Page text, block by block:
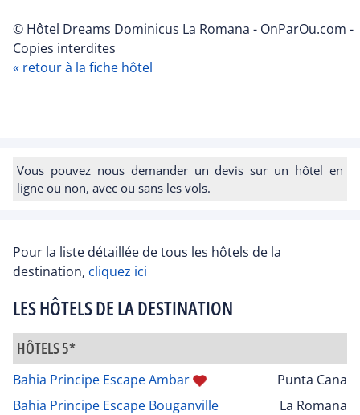
© Hôtel Dreams Dominicus La Romana - OnParOu.com -
Copies interdites
« retour à la fiche hôtel
Vous pouvez nous demander un devis sur un hôtel en
ligne ou non, avec ou sans les vols.
Pour la liste détaillée de tous les hôtels de la
destination, cliquez ici
LES HÔTELS DE LA DESTINATION
HÔTELS 5*
Bahia Principe Escape Ambar
Punta Cana
Bahia Principe Escape Bouganville
La Romana